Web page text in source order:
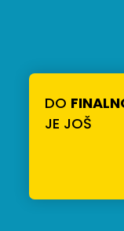
DO
JE JOŠ